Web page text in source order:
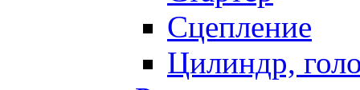
Сцепление
Цилиндр,